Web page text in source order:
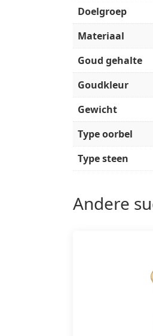
Doelgroep
Materiaal
Goud gehalte
Goudkleur
Gewicht
Type oorbel
Type steen
Andere